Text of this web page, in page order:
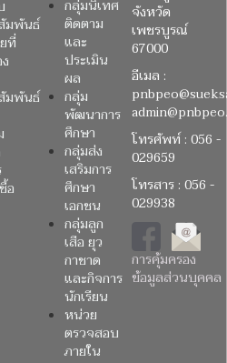
มพันธ์
ที่
มพันธ์
อ
กลุ่มนิเทศ
ติดตาม
และ
ประเมิน
ผล
กลุ่ม
พัฒนาการ
ศึกษา
กลุ่มส่ง
เสริมการ
ศึกษา
เอกชน
กลุ่มลูก
เสือ ยุว
กาชาด
และกิจการ
นักเรียน
หน่วย
ตรวจสอบ
ภายใน
จังหวัด
เพชรบูรณ์
67000
อีเมล :
โทรศัพท์ : 056 -
029659
โทรสาร : 056 -
029938
การคุ้มครอง
ข้อมูลส่วนบุคคล